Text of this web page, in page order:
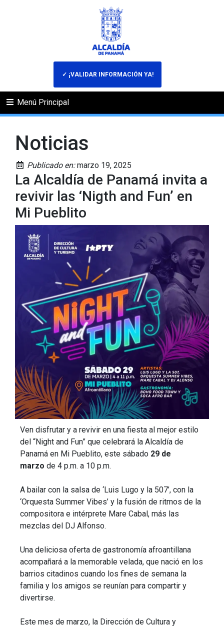
✓ ¡VALIDAR INFORMACIÓN YA!
Menú Principal
Noticias
Publicado en:marzo 19, 2025
La Alcaldía de Panamá invita a
revivir las ‘Nigth and Fun’ en
Mi Pueblito
Ven disfrutar y a revivir en una fiesta al mejor estilo
del “Night and Fun” que celebrará la Alcaldía de
Panamá en Mi Pueblito, este sábado 29 de
marzo de 4 p.m. a 10 p.m.
A bailar con la salsa de ‘Luis Lugo y la 507’, con la
‘Orquesta Summer Vibes’ y la fusión de ritmos de la
compositora e intérprete Mare Cabal, más las
mezclas del DJ Alfonso.
Una deliciosa oferta de gastronomía afroantillana
acompañará a la memorable velada, que nació en los
barrios citadinos cuando los fines de semana la
familia y los amigos se reunían para compartir y
divertirse.
Este mes de marzo, la Dirección de Cultura y